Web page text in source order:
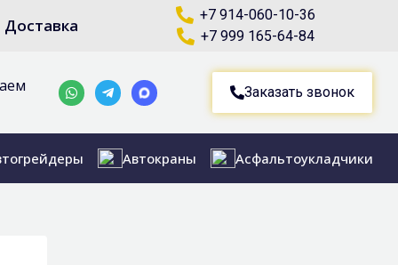
Доставка
+7 914-060-10-36
+7 999 165-64-84
WhatsappTelegram-
plane Заказать звонок
Автокраны Асфальтоукладчики